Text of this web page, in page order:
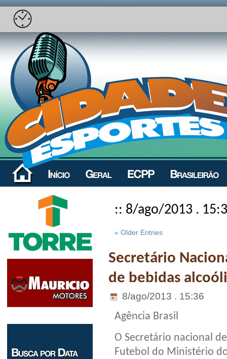
:: 8/ago/2013 .
« Older Entries
Secretário
de bebidas
8/ago/2013 . 15:36
Agência Brasil
O Secretário nacional de
Futebol do Ministério